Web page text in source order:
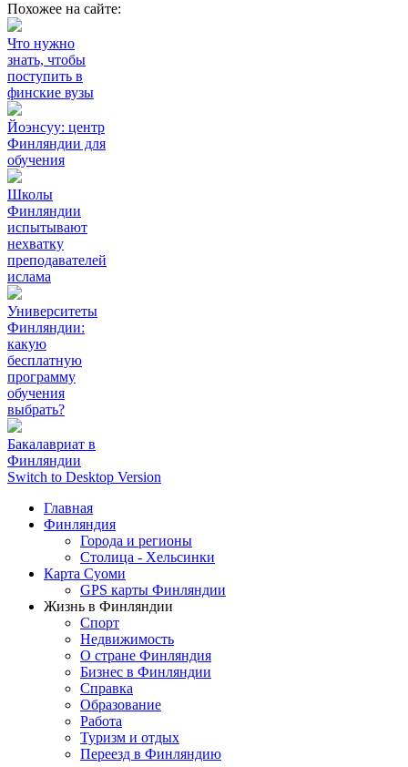
Похожее на сайте:
Что нужно
знать, чтобы
поступить в
финские вузы
Йоэнсуу: центр
Финляндии для
обучения
Школы
Финляндии
испытывают
нехватку
преподавателей
ислама
Университеты
Финляндии:
какую
бесплатную
программу
обучения
выбрать?
Бакалавриат в
Финляндии
Switch to Desktop Version
Главная
Финляндия
Города и регионы
Столица - Хельсинки
Карта Суоми
GPS карты Финляндии
Жизнь в Финляндии
Спорт
Недвижимость
О стране Финляндия
Бизнес в Финляндии
Справка
Образование
Работа
Туризм и отдых
Переезд в Финляндию